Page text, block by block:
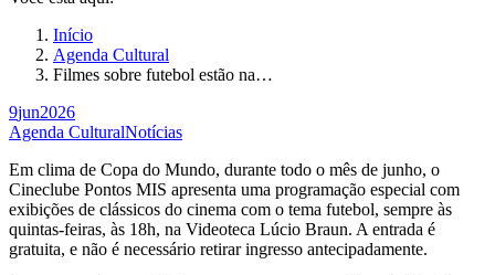
Início
Agenda Cultural
Filmes sobre futebol estão na…
9jun2026
Agenda CulturalNotícias
Em clima de Copa do Mundo, durante todo o mês de junho, o
Cineclube Pontos MIS apresenta uma programação especial com
exibições de clássicos do cinema com o tema futebol, sempre às
quintas-feiras, às 18h, na Videoteca Lúcio Braun. A entrada é
gratuita, e não é necessário retirar ingresso antecipadamente.